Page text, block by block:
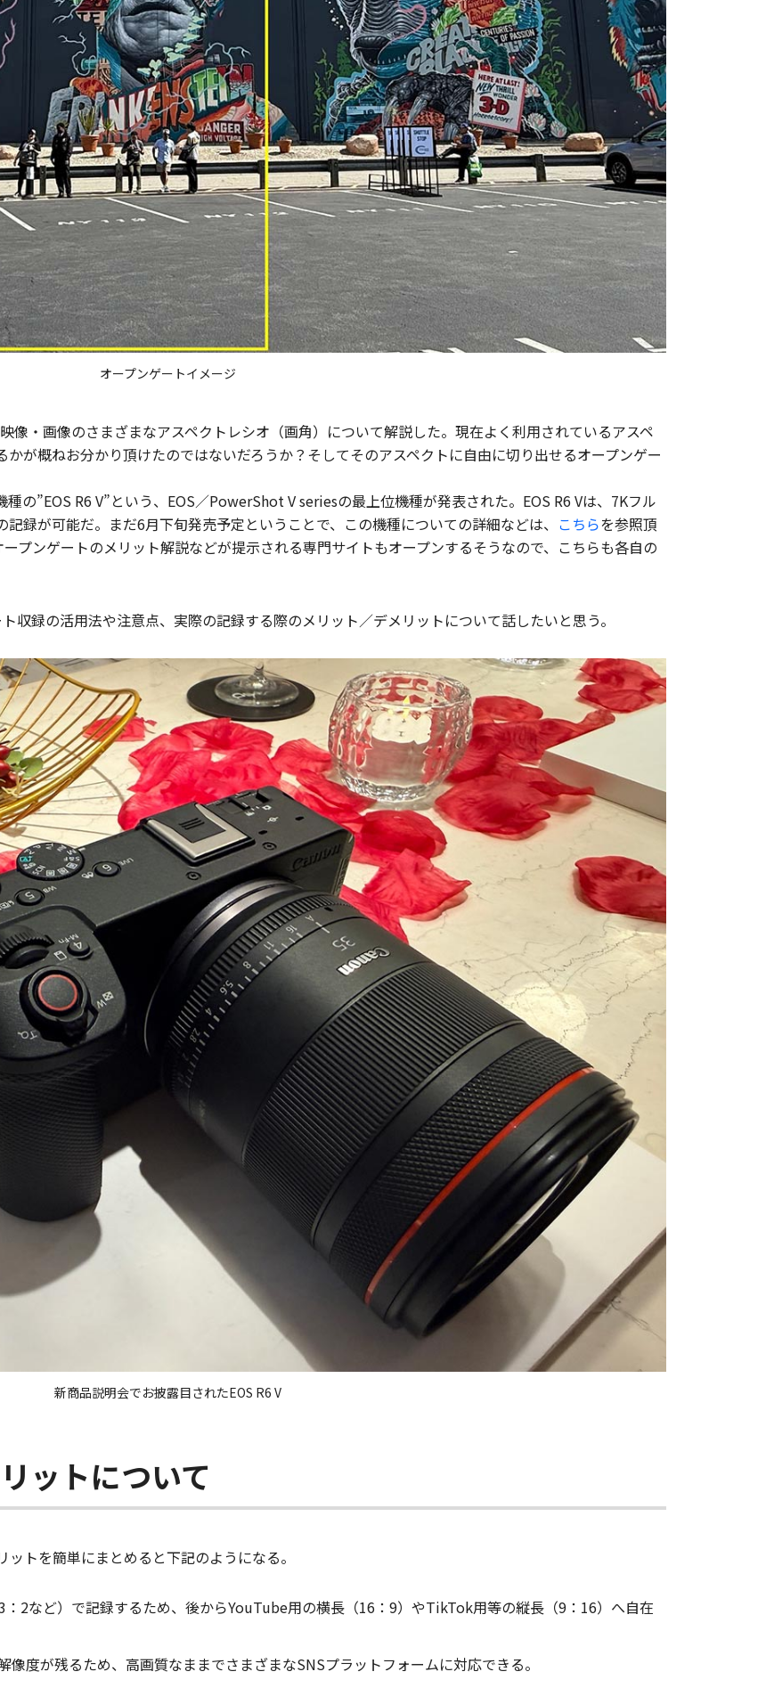
オープンゲートイメージ
像・画像のさまざまなアスペクトレシオ（画角）について解説した。現在よく利用されているアスペ
が概ねお分かり頂けたのではないだろうか？そしてそのアスペクトに自由に切り出せるオープンゲー
の”EOS R6 V”という、EOS／PowerShot V seriesの最上位機種が発表された。EOS R6 Vは、7Kフル
録が可能だ。まだ6月下旬発売予定ということで、この機種についての詳細などは、 こちらを参照頂
プンゲートのメリット解説などが提示される専門サイトもオープンするそうなので、こちらも各自の
収録の活用法や注意点、実際の記録する際のメリット／デメリットについて話したいと思う。
新商品説明会でお披露目されたEOS R6 V
ットについて
トを簡単にまとめると下記のようになる。
2など）で記録するため、後からYouTube用の横長（16：9）やTikTok用等の縦長（9：16）へ自在
度が残るため、高画質なままでさまざまなSNSプラットフォームに対応できる。